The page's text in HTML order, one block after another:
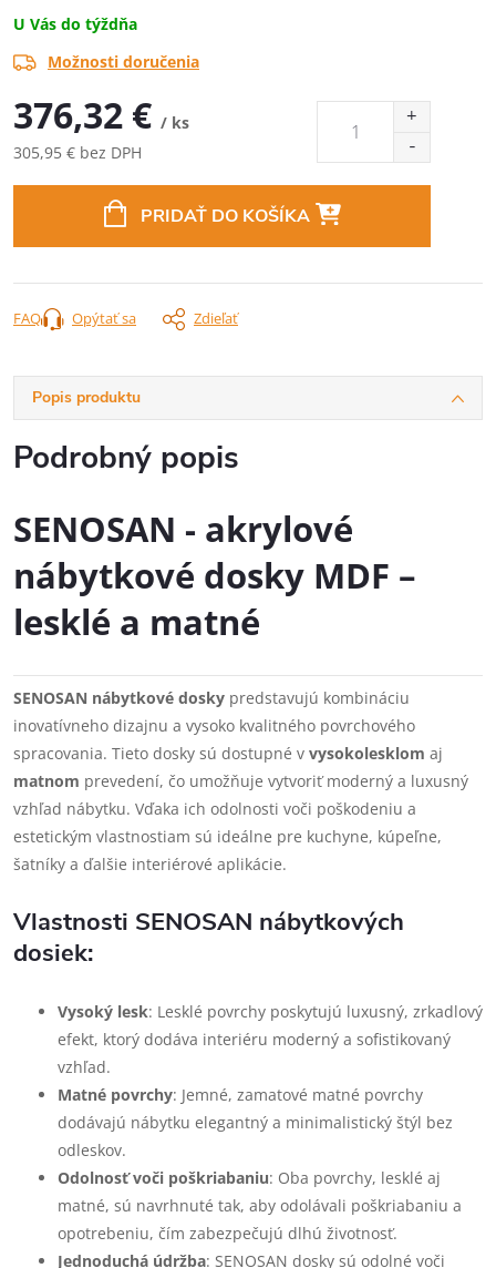
U Vás do týždňa
Možnosti doručenia
376,32 € / ks
305,95 € bez DPH
PRIDAŤ DO KOŠÍKA
Opýtať sa Zdieľať
FAQ
Popis produktu
Podrobný popis
SENOSAN - akrylové
nábytkové dosky MDF –
lesklé a matné
SENOSAN nábytkové dosky predstavujú kombináciu
inovatívneho dizajnu a vysoko kvalitného povrchového
spracovania. Tieto dosky sú dostupné v vysokolesklom aj
matnom prevedení, čo umožňuje vytvoriť moderný a luxusný
vzhľad nábytku. Vďaka ich odolnosti voči poškodeniu a
estetickým vlastnostiam sú ideálne pre kuchyne, kúpeľne,
šatníky a ďalšie interiérové aplikácie.
Vlastnosti SENOSAN nábytkových
dosiek:
Vysoký lesk: Lesklé povrchy poskytujú luxusný, zrkadlový
efekt, ktorý dodáva interiéru moderný a sofistikovaný
vzhľad.
Matné povrchy: Jemné, zamatové matné povrchy
dodávajú nábytku elegantný a minimalistický štýl bez
odleskov.
Odolnosť voči poškriabaniu: Oba povrchy, lesklé aj
matné, sú navrhnuté tak, aby odolávali poškriabaniu a
opotrebeniu, čím zabezpečujú dlhú životnosť.
Jednoduchá údržba: SENOSAN dosky sú odolné voči